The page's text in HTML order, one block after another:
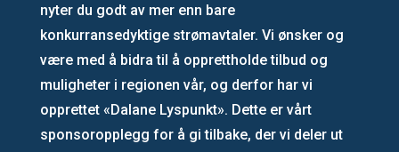
nyter du godt av mer enn bare
konkurransedyktige strømavtaler. Vi ønsker og
være med å bidra til å opprettholde tilbud og
muligheter i regionen vår, og derfor har vi
opprettet «Dalane Lyspunkt». Dette er vårt
sponsoropplegg for å gi tilbake, der vi deler ut